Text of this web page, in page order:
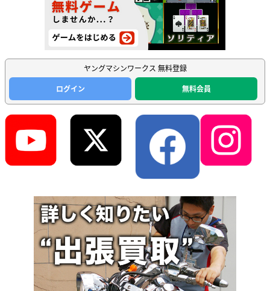
ヤングマシンワークス 無料登録
ログイン
無料会員